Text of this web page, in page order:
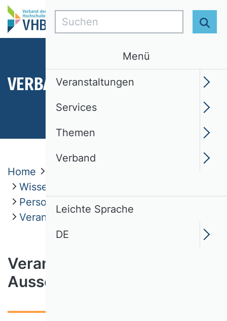
VERBAND
Home
Wissenschaftliche Kommissionen
Personal
Veranstaltungen / Ausschreibungen
Veranstaltungen /
Ausschreibungen
Suchen
Menü
Veranstaltungen
Services
Themen
Verband
Leichte Sprache
DE